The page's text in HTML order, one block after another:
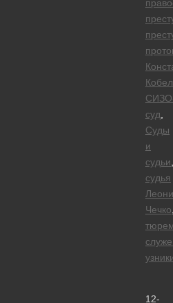
суд
Суды
и
судьи
судья
Чечко
12-